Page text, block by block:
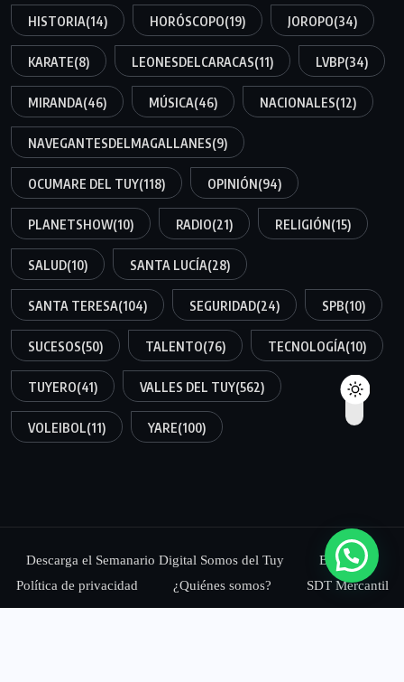
HISTORIA(14) HORÓSCOPO(19) JOROPO(34)
KARATE(8) LEONESDELCARACAS(11) LVBP(34)
MIRANDA(46) MÚSICA(46) NACIONALES(12)
NAVEGANTESDELMAGALLANES(9)
OCUMARE DEL TUY(118) OPINIÓN(94)
PLANETSHOW(10) RADIO(21) RELIGIÓN(15)
SALUD(10) SANTA LUCÍA(28)
SANTA TERESA(104) SEGURIDAD(24) SPB(10)
SUCESOS(50) TALENTO(76) TECNOLOGÍA(10)
TUYERO(41) VALLES DEL TUY(562)
VOLEIBOL(11) YARE(100)
Descarga el Semanario Digital Somos del Tuy
Blog
Política de privacidad
¿Quiénes somos? SDT Mercantil